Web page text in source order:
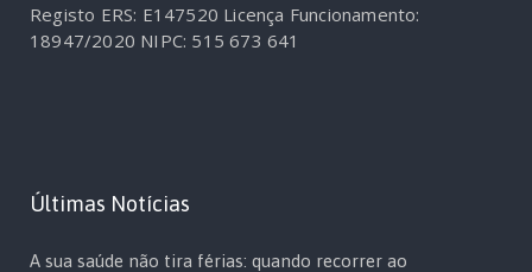
Registo ERS: E147520 Licença Funcionamento:
18947/2020 NIPC: 515 673 641
Últimas Notícias
A sua saúde não tira férias: quando recorrer ao